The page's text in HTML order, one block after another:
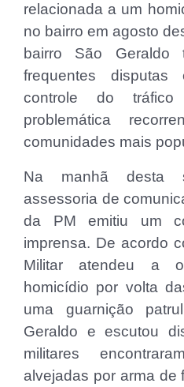
relacionada a um
no bairro em agosto
bairro São
frequentes
controle do
problemática
comunidades mais
Na manhã desta
assessoria de
da PM emitiu um
imprensa. De acordo
Militar atendeu a
homicídio por volta
uma guarnição
Geraldo e escutou
militares
alvejadas por arma de